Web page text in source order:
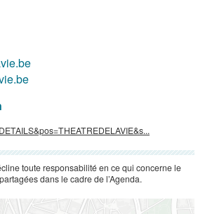
toute responsabilité en ce qui concerne le
dans le cadre de l’Agenda.